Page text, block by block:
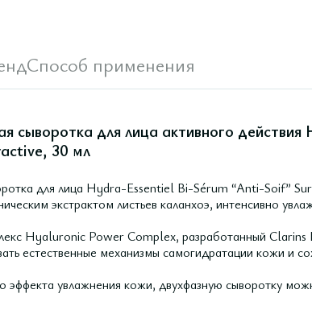
Способ применения
сыворотка для лица активного
30 мл
для лица Hydra-Essentiel Bi-Sérum “Anti-Soif”
экстрактом листьев каланхоэ, интенсивно
Hyaluronic Power Complex, разработанный
естественные механизмы самогидратации кожи и
эффекта увлажнения кожи, двухфазную сыворотку